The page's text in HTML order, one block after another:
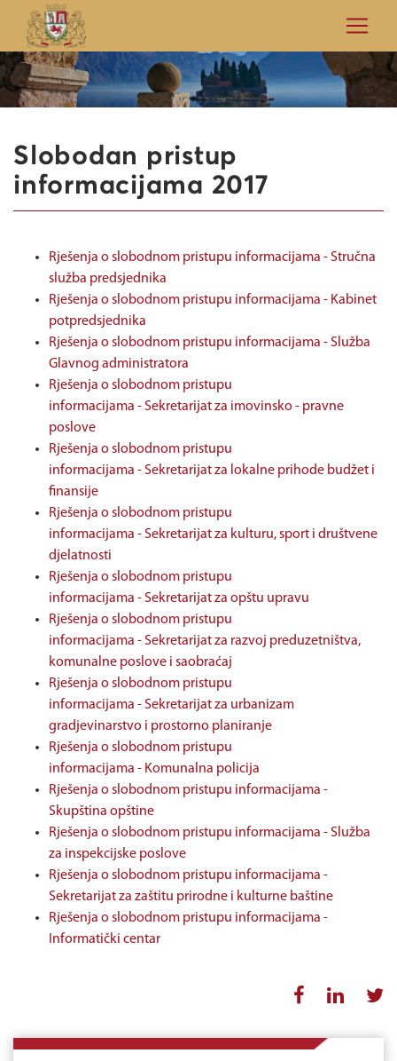
Slobodan pristup
informacijama 2017
Rješenja o slobodnom pristupu informacijama - Stručna
služba predsjednika
Rješenja o slobodnom pristupu informacijama - Kabinet
potpredsjednika
Rješenja o slobodnom pristupu informacijama - Služba
Glavnog administratora
Rješenja o slobodnom pristupu
informacijama - Sekretarijat za imovinsko - pravne
poslove
Rješenja o slobodnom pristupu
informacijama - Sekretarijat za lokalne prihode budžet i
finansije
Rješenja o slobodnom pristupu
informacijama - Sekretarijat za kulturu, sport i društvene
djelatnosti
Rješenja o slobodnom pristupu
informacijama - Sekretarijat za opštu upravu
Rješenja o slobodnom pristupu
informacijama - Sekretarijat za razvoj preduzetništva,
komunalne poslove i saobraćaj
Rješenja o slobodnom pristupu
informacijama - Sekretarijat za urbanizam
gradjevinarstvo i prostorno planiranje
Rješenja o slobodnom pristupu
informacijama - Komunalna policija
Rješenja o slobodnom pristupu informacijama -
Skupština opštine
Rješenja o slobodnom pristupu informacijama - Služba
za inspekcijske poslove
Rješenja o slobodnom pristupu informacijama -
Sekretarijat za zaštitu prirodne i kulturne baštine
Rješenja o slobodnom pristupu informacijama -
Informatički centar